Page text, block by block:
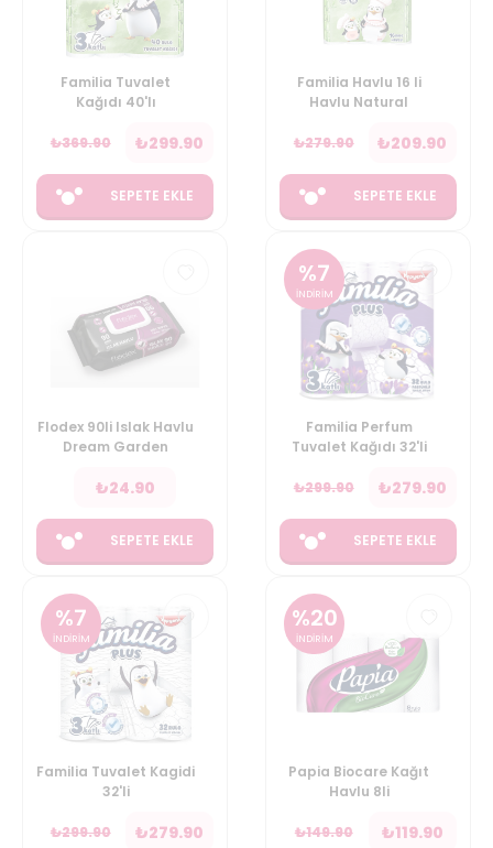
Familia Tuvalet
Kağıdı 40'lı
₺369.90 ₺299.90
SEPETE EKLE
Familia Havlu 16 li
Havlu Natural
₺279.90 ₺209.90
SEPETE EKLE
Flodex 90li Islak Havlu
Dream Garden
₺24.90
SEPETE EKLE
%7
İNDİRİM
Familia Perfum
Tuvalet Kağıdı 32'li
₺299.90 ₺279.90
SEPETE EKLE
%7
İNDİRİM
Familia Tuvalet Kagidi
32'li
₺299.90 ₺279.90
%20
İNDİRİM
Papia Biocare Kağıt
Havlu 8li
₺149.90 ₺119.90